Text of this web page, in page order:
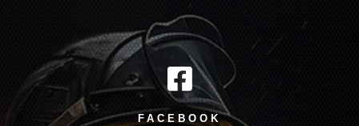

FACEBOOK